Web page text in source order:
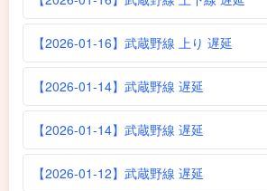
【2026-01-16】武蔵野線 上り 遅延
【2026-01-14】武蔵野線 遅延
【2026-01-14】武蔵野線 遅延
【2026-01-12】武蔵野線 遅延